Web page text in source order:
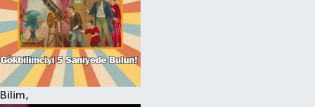
Bilim,